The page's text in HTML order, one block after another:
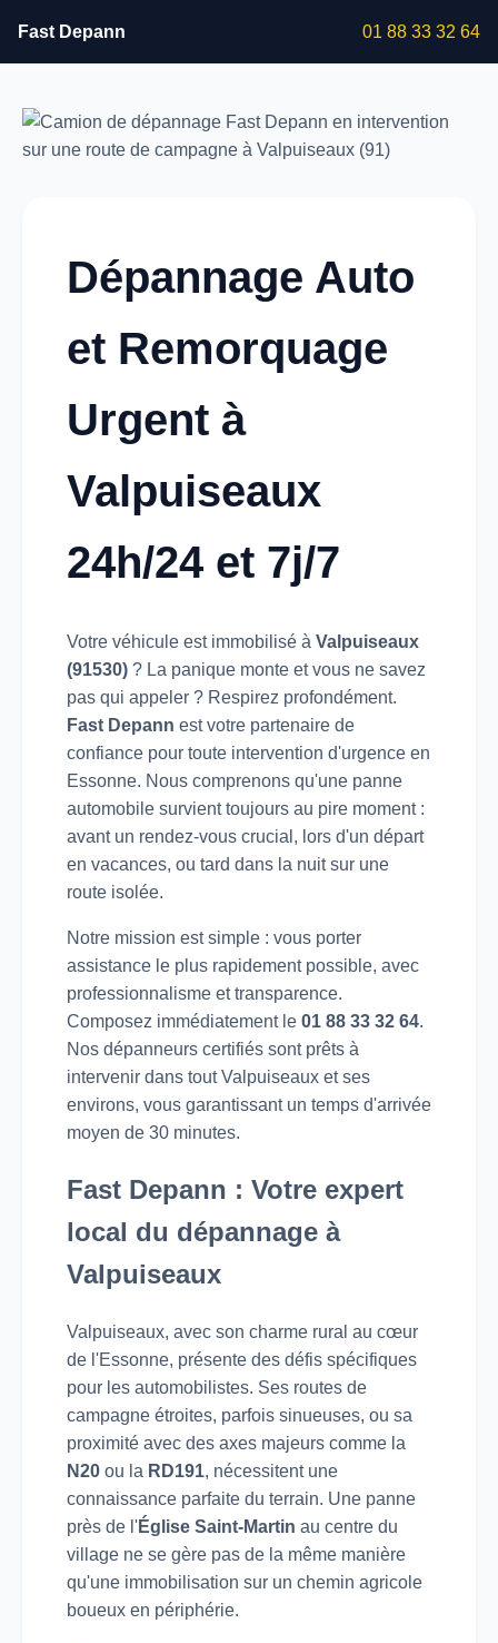
Fast Depann 01 88 33 32 64
Dépannage Auto
et Remorquage
Urgent à
Valpuiseaux
24h/24 et 7j/7
Votre véhicule est immobilisé à Valpuiseaux
(91530) ? La panique monte et vous ne savez
pas qui appeler ? Respirez profondément.
Fast Depann est votre partenaire de
confiance pour toute intervention d'urgence en
Essonne. Nous comprenons qu'une panne
automobile survient toujours au pire moment :
avant un rendez-vous crucial, lors d'un départ
en vacances, ou tard dans la nuit sur une
route isolée.
Notre mission est simple : vous porter
assistance le plus rapidement possible, avec
professionnalisme et transparence.
Composez immédiatement le 01 88 33 32 64.
Nos dépanneurs certifiés sont prêts à
intervenir dans tout Valpuiseaux et ses
environs, vous garantissant un temps d'arrivée
moyen de 30 minutes.
Fast Depann : Votre expert
local du dépannage à
Valpuiseaux
Valpuiseaux, avec son charme rural au cœur
de l'Essonne, présente des défis spécifiques
pour les automobilistes. Ses routes de
campagne étroites, parfois sinueuses, ou sa
proximité avec des axes majeurs comme la
N20 ou la RD191, nécessitent une
connaissance parfaite du terrain. Une panne
près de l'Église Saint-Martin au centre du
village ne se gère pas de la même manière
qu'une immobilisation sur un chemin agricole
boueux en périphérie.